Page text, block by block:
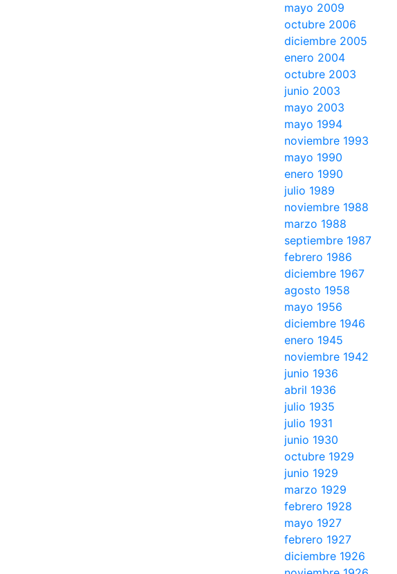
mayo 2009
octubre 2006
diciembre 2005
enero 2004
octubre 2003
junio 2003
mayo 2003
mayo 1994
noviembre 1993
mayo 1990
enero 1990
julio 1989
noviembre 1988
marzo 1988
septiembre 1987
febrero 1986
diciembre 1967
agosto 1958
mayo 1956
diciembre 1946
enero 1945
noviembre 1942
junio 1936
abril 1936
julio 1935
julio 1931
junio 1930
octubre 1929
junio 1929
marzo 1929
febrero 1928
mayo 1927
febrero 1927
diciembre 1926